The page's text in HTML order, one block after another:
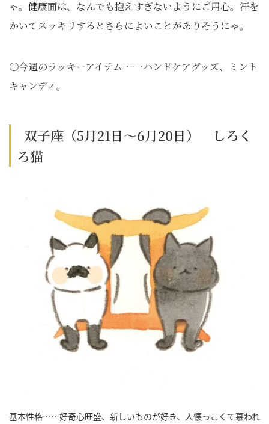
ゃ。健康面は、なんでも抱えすぎないようにご用心。汗を
かいてスッキリするとさらによいことがありそうにゃ。
〇今週のラッキーアイテム……ハンドケアグッズ、ミント
キャンディ。
双子座（5月21日～6月20日） しろく
ろ猫
基本性格……好奇心旺盛、新しいものが好き、人懐っこくて慕われ